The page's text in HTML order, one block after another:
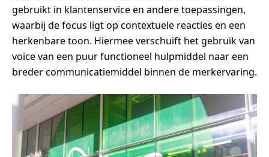
gebruikt in klantenservice en andere toepassingen,
waarbij de focus ligt op contextuele reacties en een
herkenbare toon. Hiermee verschuift het gebruik van
voice van een puur functioneel hulpmiddel naar een
breder communicatiemiddel binnen de merkervaring.